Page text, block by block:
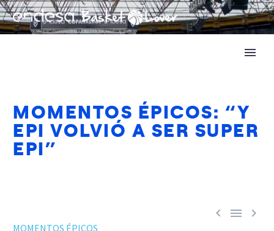
MOMENTOS ÉPICOS: “Y
EPI VOLVIÓ A SER SUPER
EPI”
  
MOMENTOS ÉPICOS